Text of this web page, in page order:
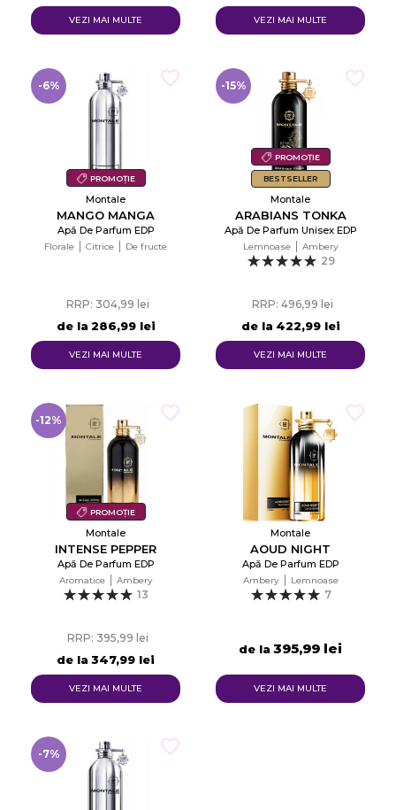
VEZI MAI MULTE VEZI MAI MULTE
PROMOȚIE
-6%
Montale
MANGO MANGA
Apă De Parfum EDP
Florale Citrice De fructe
de la
RRP: 304,99 lei
286,99 lei
VEZI MAI MULTE
PROMOȚIE
BESTSELLER
-15%
Montale
ARABIANS TONKA
Apă De Parfum Unisex EDP
Lemnoase Ambery
29
de la
RRP: 496,99 lei
422,99 lei
VEZI MAI MULTE
PROMOȚIE
-12%
Montale
INTENSE PEPPER
Apă De Parfum EDP
Aromatice Ambery
13
de la
RRP: 395,99 lei
347,99 lei
VEZI MAI MULTE
Montale
AOUD NIGHT
Apă De Parfum EDP
Ambery Lemnoase
7
de la 395,99 lei
VEZI MAI MULTE
-7%